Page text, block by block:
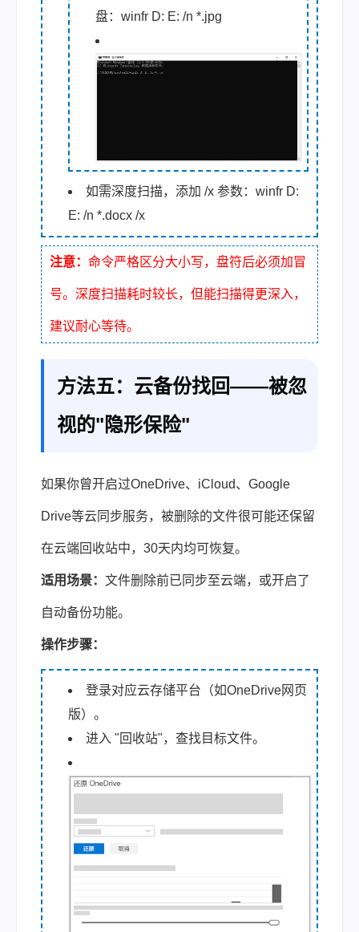
盘：winfr D: E: /n *.jpg
如需深度扫描，添加 /x 参数：winfr D:
E: /n *.docx /x
注意： 命令严格区分大小写，盘符后必须加冒
号。深度扫描耗时较长，但能扫描得更深入，
建议耐心等待。
方法五：云备份找回——被忽
视的"隐形保险"
如果你曾开启过OneDrive、iCloud、Google
Drive等云同步服务，被删除的文件很可能还保留
在云端回收站中，30天内均可恢复。
适用场景： 文件删除前已同步至云端，或开启了
自动备份功能。
操作步骤：
登录对应云存储平台（如OneDrive网页
版）。
进入 "回收站"，查找目标文件。